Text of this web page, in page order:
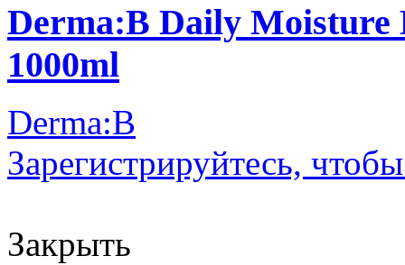
Derma:B Daily Moisture
1000ml
Derma:B
Зарегистрируйтесь,
Закрыть